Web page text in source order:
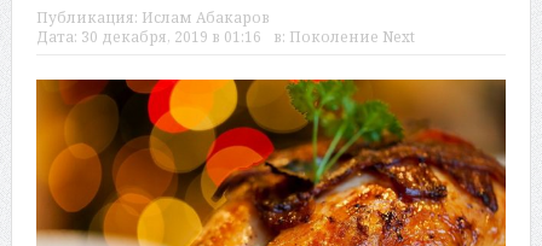
Публикация: Ислам Абакаров
Дата: 30 декабря, 2019 в 01:16 в: Поколение Next